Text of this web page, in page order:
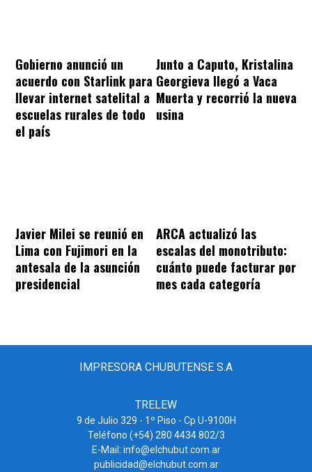
Gobierno anunció un
acuerdo con Starlink para
llevar internet satelital a
escuelas rurales de todo
el país
Junto a Caputo, Kristalina
Georgieva llegó a Vaca
Muerta y recorrió la nueva
usina
Javier Milei se reunió en
Lima con Fujimori en la
antesala de la asunción
presidencial
ARCA actualizó las
escalas del monotributo:
cuánto puede facturar por
mes cada categoría
IMPRESORA CHUBUTENSE S.A
TRELEW
9 de Julio 329 - 1º Piso - Cp U-9100H
Teléfono (+54) 280 4434 802/3
E-Mail: info@elchubut.com.ar
publicidad@elchubut.com.ar